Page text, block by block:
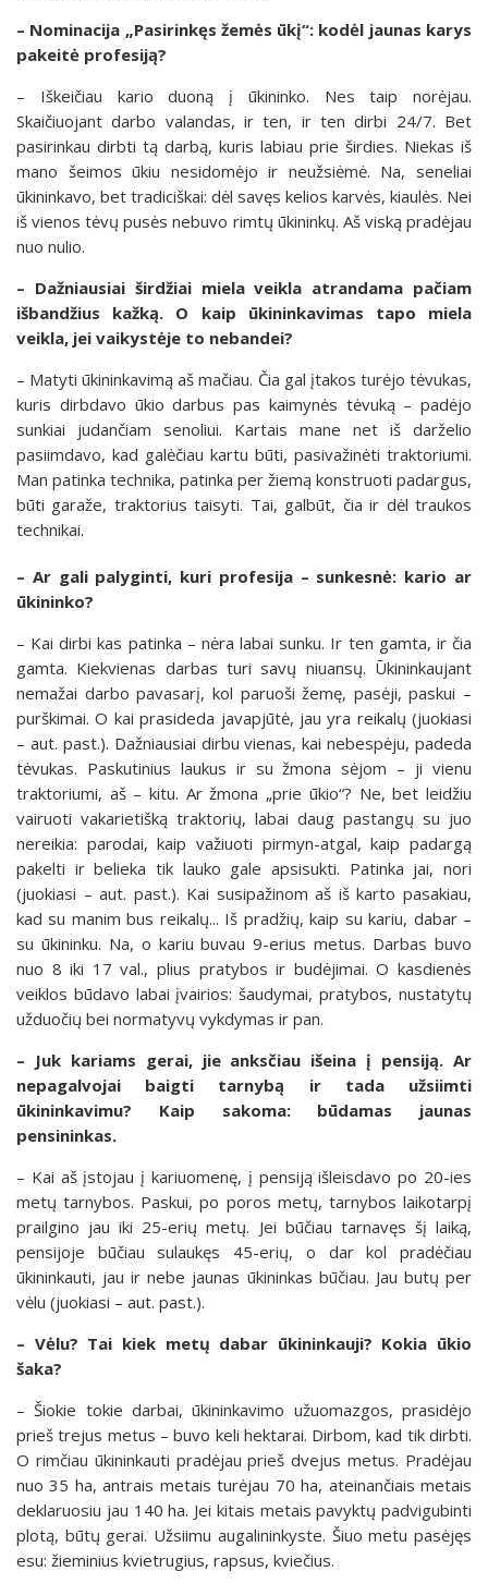
– Nominacija „Pasirinkęs žemės ūkį“: kodėl jaunas karys
pakeitė profesiją?
– Iškeičiau kario duoną į ūkininko. Nes taip norėjau.
Skaičiuojant darbo valandas, ir ten, ir ten dirbi 24/7. Bet
pasirinkau dirbti tą darbą, kuris labiau prie širdies. Niekas iš
mano šeimos ūkiu nesidomėjo ir neužsiėmė. Na, seneliai
ūkininkavo, bet tradiciškai: dėl savęs kelios karvės, kiaulės. Nei
iš vienos tėvų pusės nebuvo rimtų ūkininkų. Aš viską pradėjau
nuo nulio.
– Dažniausiai širdžiai miela veikla atrandama pačiam
išbandžius kažką. O kaip ūkininkavimas tapo miela
veikla, jei vaikystėje to nebandei?
– Matyti ūkininkavimą aš mačiau. Čia gal įtakos turėjo tėvukas,
kuris dirbdavo ūkio darbus pas kaimynės tėvuką – padėjo
sunkiai judančiam senoliui. Kartais mane net iš darželio
pasiimdavo, kad galėčiau kartu būti, pasivažinėti traktoriumi.
Man patinka technika, patinka per žiemą konstruoti padargus,
būti garaže, traktorius taisyti. Tai, galbūt, čia ir dėl traukos
technikai.
– Ar gali palyginti, kuri profesija – sunkesnė: kario ar
ūkininko?
– Kai dirbi kas patinka – nėra labai sunku. Ir ten gamta, ir čia
gamta. Kiekvienas darbas turi savų niuansų. Ūkininkaujant
nemažai darbo pavasarį, kol paruoši žemę, pasėji, paskui –
purškimai. O kai prasideda javapjūtė, jau yra reikalų (juokiasi
– aut. past.). Dažniausiai dirbu vienas, kai nebespėju, padeda
tėvukas. Paskutinius laukus ir su žmona sėjom – ji vienu
traktoriumi, aš – kitu. Ar žmona „prie ūkio“? Ne, bet leidžiu
vairuoti vakarietišką traktorių, labai daug pastangų su juo
nereikia: parodai, kaip važiuoti pirmyn-atgal, kaip padargą
pakelti ir belieka tik lauko gale apsisukti. Patinka jai, nori
(juokiasi – aut. past.). Kai susipažinom aš iš karto pasakiau,
kad su manim bus reikalų... Iš pradžių, kaip su kariu, dabar –
su ūkininku. Na, o kariu buvau 9-erius metus. Darbas buvo
nuo 8 iki 17 val., plius pratybos ir budėjimai. O kasdienės
veiklos būdavo labai įvairios: šaudymai, pratybos, nustatytų
užduočių bei normatyvų vykdymas ir pan.
– Juk kariams gerai, jie anksčiau išeina į pensiją. Ar
nepagalvojai baigti tarnybą ir tada užsiimti
ūkininkavimu? Kaip sakoma: būdamas jaunas
pensininkas.
– Kai aš įstojau į kariuomenę, į pensiją išleisdavo po 20-ies
metų tarnybos. Paskui, po poros metų, tarnybos laikotarpį
prailgino jau iki 25-erių metų. Jei būčiau tarnavęs šį laiką,
pensijoje būčiau sulaukęs 45-erių, o dar kol pradėčiau
ūkininkauti, jau ir nebe jaunas ūkininkas būčiau. Jau butų per
vėlu (juokiasi – aut. past.).
– Vėlu? Tai kiek metų dabar ūkininkauji? Kokia ūkio
šaka?
– Šiokie tokie darbai, ūkininkavimo užuomazgos, prasidėjo
prieš trejus metus – buvo keli hektarai. Dirbom, kad tik dirbti.
O rimčiau ūkininkauti pradėjau prieš dvejus metus. Pradėjau
nuo 35 ha, antrais metais turėjau 70 ha, ateinančiais metais
deklaruosiu jau 140 ha. Jei kitais metais pavyktų padvigubinti
plotą, būtų gerai. Užsiimu augalininkyste. Šiuo metu pasėjęs
esu: žieminius kvietrugius, rapsus, kviečius.